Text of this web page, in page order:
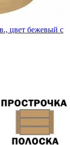
цвет бежевый с